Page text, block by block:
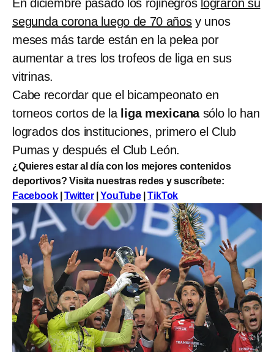
En diciembre pasado los rojinegros lograron su
segunda corona luego de 70 añosy unos
meses más tarde están en la pelea por
aumentar a tres los trofeos de liga en sus
vitrinas.
Cabe recordar que el bicampeonato en
torneos cortos de la liga mexicanasólo lo han
logrados dos instituciones, primero el Club
Pumas y después el Club León.
¿Quieres estar al día con los mejores contenidos
deportivos? Visita nuestras redes y suscríbete:
Facebook|Twitter|YouTube|TikTok